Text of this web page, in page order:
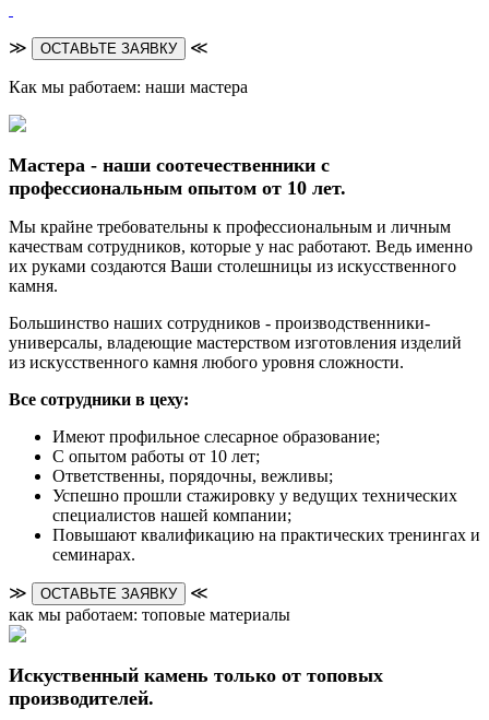
≫ ОСТАВЬТЕ ЗАЯВКУ ≪
Как мы работаем: наши мастера
Мастера - наши соотечественники с
профессиональным опытом от 10 лет.
Мы крайне требовательны к профессиональным и личным
качествам сотрудников, которые у нас работают. Ведь именно
их руками создаются Ваши столешницы из искусственного
камня.
Большинство наших сотрудников - производственники-
универсалы, владеющие мастерством изготовления изделий
из искусственного камня любого уровня сложности.
Все сотрудники в цеху:
Имеют профильное слесарное образование;
С опытом работы от 10 лет;
Ответственны, порядочны, вежливы;
Успешно прошли стажировку у ведущих технических
специалистов нашей компании;
Повышают квалификацию на практических тренингах и
семинарах.
≫ ОСТАВЬТЕ ЗАЯВКУ
≪
как мы работаем: топовые материалы
Искуственный камень только от топовых
производителей.